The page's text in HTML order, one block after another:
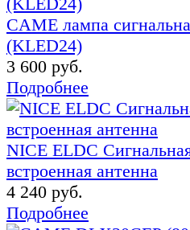
CAME лампа
(KLED24)
3 600 руб.
Подробнее
NICE ELDC
встроенная антенна
4 240 руб.
Подробнее